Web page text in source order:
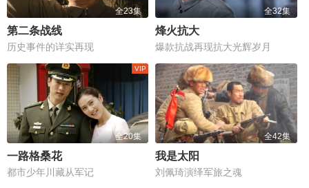
全23集
第二条战线
历史事件的详实再现
全32集
烽火抗大
爆款抗战再现抗大光辉岁月
全20集
一路格桑花
都市少年川藏从军记
全42集
我是太阳
刘佩琦演绎军旅之魂